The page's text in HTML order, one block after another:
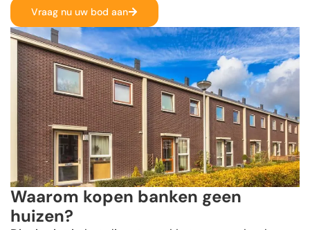
Vraag nu uw bod aan
Waarom kopen banken geen
huizen?